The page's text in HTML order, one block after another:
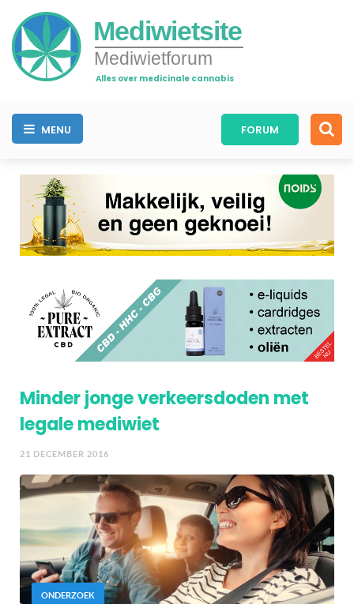
Mediwietsite
Mediwietforum
Alles over medicinale cannabis
MENU FORUM
Minder jonge verkeersdoden met
legale mediwiet
21 DECEMBER 2016
ONDERZOEK